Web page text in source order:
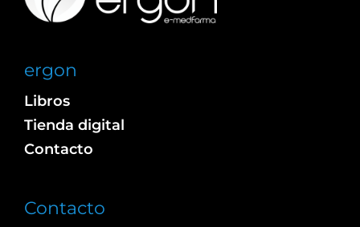
ergon
Libros
Tienda digital
Contacto
Contacto